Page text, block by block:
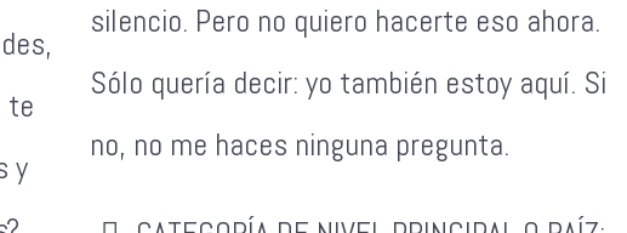
te
y
silencio. Pero no quiero hacerte eso ahora.
Sólo quería decir: yo también estoy aquí. Si
no, no me haces ninguna pregunta.